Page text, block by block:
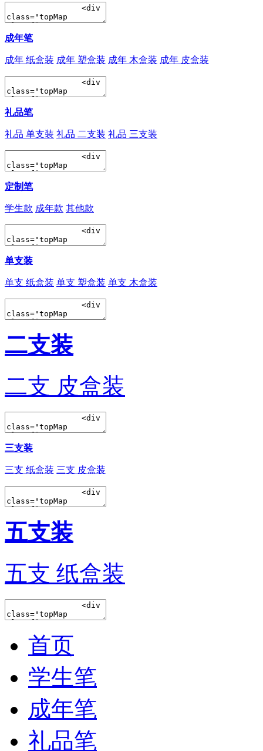
成年笔
成年 纸盒装 成年 塑盒装 成年 木盒装 成年 皮盒装
礼品笔
礼品 单支装 礼品 二支装 礼品 三支装
定制笔
学生款 成年款 其他款
单支装
单支 纸盒装 单支 塑盒装 单支 木盒装
二支装
二支 皮盒装
三支装
三支 纸盒装 三支 皮盒装
五支装
五支 纸盒装
首页
学生笔
成年笔
礼品笔